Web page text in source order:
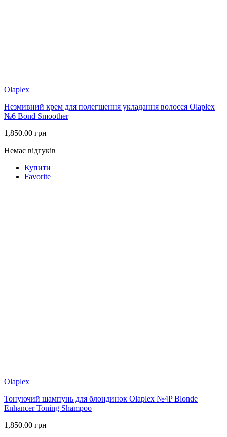
Olaplex
Незмивний крем для полегшення укладання волосся Olaplex
№6 Bond Smoother
1,850.00 грн
Немає відгуків
Купити
Favorite
Olaplex
Тонуючий шампунь для блондинок Olaplex №4P Blonde
Enhancer Toning Shampoo
1,850.00 грн